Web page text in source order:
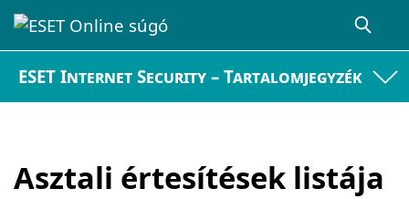
ESET Internet Security – Tartalomjegyzék
Asztali értesítések listája